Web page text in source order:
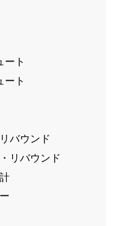
ート
ート
バウンド
リバウンド